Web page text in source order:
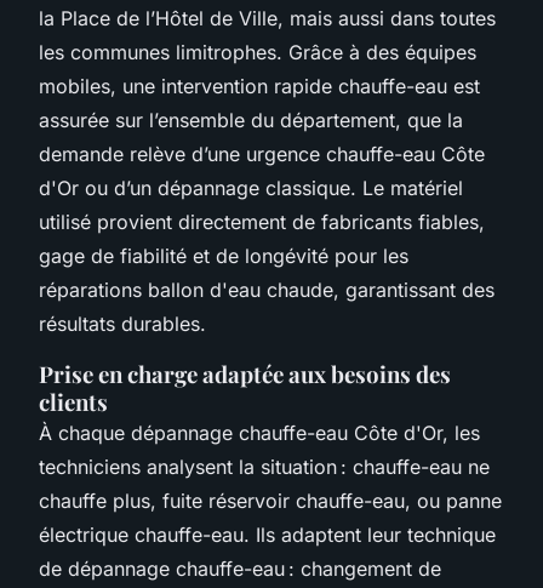
la Place de l’Hôtel de Ville, mais aussi dans toutes
les communes limitrophes. Grâce à des équipes
mobiles, une intervention rapide chauffe-eau est
assurée sur l’ensemble du département, que la
demande relève d’une urgence chauffe-eau Côte
d'Or ou d’un dépannage classique. Le matériel
utilisé provient directement de fabricants fiables,
gage de fiabilité et de longévité pour les
réparations ballon d'eau chaude, garantissant des
résultats durables.
Prise en charge adaptée aux besoins des
clients
À chaque dépannage chauffe-eau Côte d'Or, les
techniciens analysent la situation : chauffe-eau ne
chauffe plus, fuite réservoir chauffe-eau, ou panne
électrique chauffe-eau. Ils adaptent leur technique
de dépannage chauffe-eau : changement de